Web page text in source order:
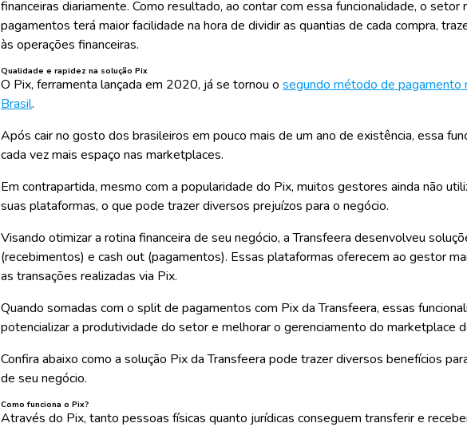
financeiras diariamente. Como resultado, ao contar com essa funcionalidade, o
pagamentos terá maior facilidade na hora de dividir as quantias de cada compra,
às operações financeiras.
Qualidade e rapidez na solução Pix
O Pix, ferramenta lançada em 2020, já se tornou o segundo método de pagamento
Brasil.
Após cair no gosto dos brasileiros em pouco mais de um ano de existência, essa
cada vez mais espaço nas marketplaces.
Em contrapartida, mesmo com a popularidade do Pix, muitos gestores ainda não
suas plataformas, o que pode trazer diversos prejuízos para o negócio.
Visando otimizar a rotina financeira de seu negócio, a Transfeera desenvolveu
(recebimentos) e cash out (pagamentos). Essas plataformas oferecem ao gestor
as transações realizadas via Pix.
Quando somadas com o split de pagamentos com Pix da Transfeera, essas
potencializar a produtividade do setor e melhorar o gerenciamento do marketplace
Confira abaixo como a solução Pix da Transfeera pode trazer diversos benefícios
de seu negócio.
Como funciona o Pix?
Através do Pix, tanto pessoas físicas quanto jurídicas conseguem transferir e